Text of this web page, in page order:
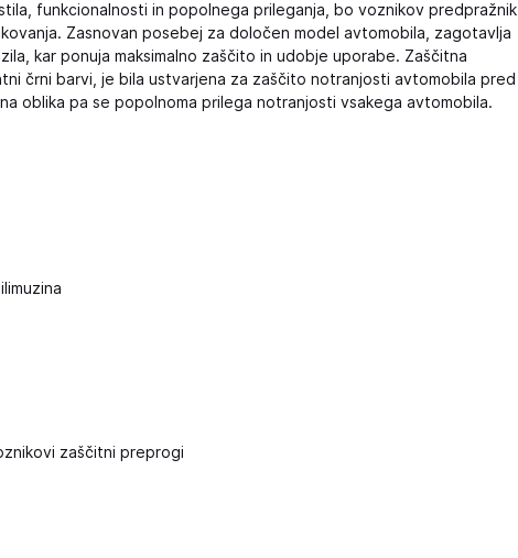
funkcionalnosti in popolnega prileganja, bo voznikov predpražnik
Zasnovan posebej za določen model avtomobila, zagotavlja
kar ponuja maksimalno zaščito in udobje uporabe. Zaščitna
črni barvi, je bila ustvarjena za zaščito notranjosti avtomobila pred
oblika pa se popolnoma prilega notranjosti vsakega avtomobila.
zaščitni preprogi